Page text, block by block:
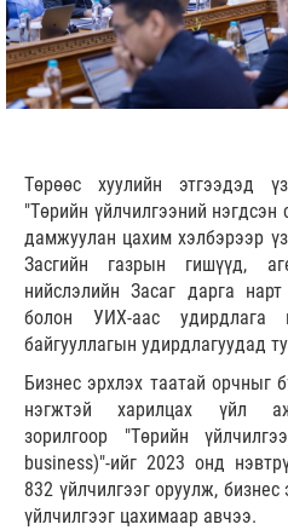
Төрөөс хуулийн этгээдэд
"Төрийн үйлчилгээний нэгдсэн
дамжуулан цахим хэлбэрээр
Засгийн газрын гишүүд,
нийслэлийн Засаг дарга
болон УИХ-аас удирдлага
байгууллагын удирдлагуудад
Бизнес эрхлэх таатай орчныг
нэгжтэй харилцах үйл
зорилгоор "Төрийн
business)"-ийг 2023 онд
832 үйлчилгээг оруулж,
үйлчилгээг цахимаар авчээ.